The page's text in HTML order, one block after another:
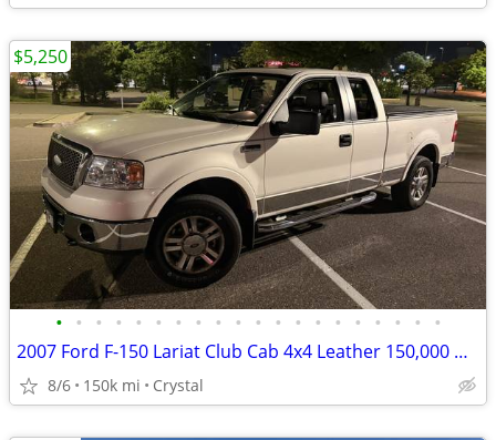
• • • • • • • • • • • • • • • • • • • •
2007 Ford F-150 Lariat Club Cab 4x4 Leather 150,000 Mi Leather Sunroof
8/6 150k mi Crystal
$5,250